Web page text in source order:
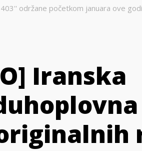
održane početkom januara ove
Iranska